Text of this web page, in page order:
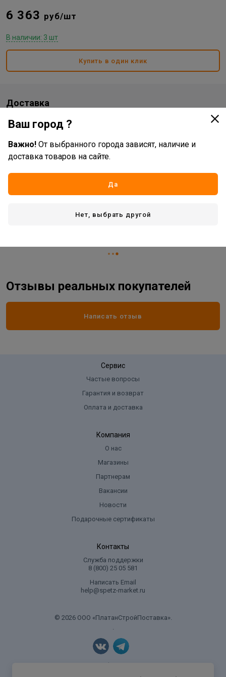
6 363 руб/шт
В наличии: 3 шт
Купить в один клик
Доставка
Стоимость и способы доставки будут доступны при
Характеристики
Основные
Отзывы реальных покупателей
Написать отзыв
Сервис
Частые вопросы
Гарантия и возврат
Оплата и доставка
Компания
О нас
Магазины
Партнерам
Вакансии
Новости
Подарочные сертификаты
Контакты
Служба поддержки
8 (800) 25 05 581
Написать Email
help@spetz-market.ru
© 2026 ООО «ПлатанСтройПоставка».
.
Политика конфиденциальности
Ваш город ?
Важно! От выбранного города зависят, наличие и
доставка товаров на сайте.
Да
Нет, выбрать другой